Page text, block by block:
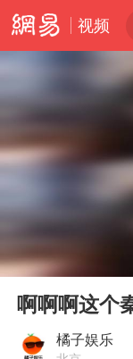
视频
Play
00:00
啊啊啊这个
橘子娱乐